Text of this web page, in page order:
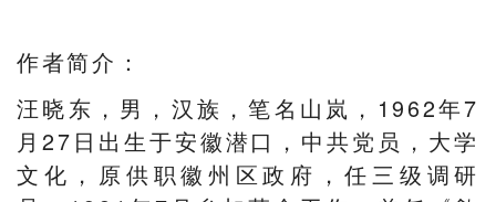
作者简介：
汪晓东，男，汉族，笔名山岚，1962年7
月27日出生于安徽潜口，中共党员，大学
文化，原供职徽州区政府，任三级调研